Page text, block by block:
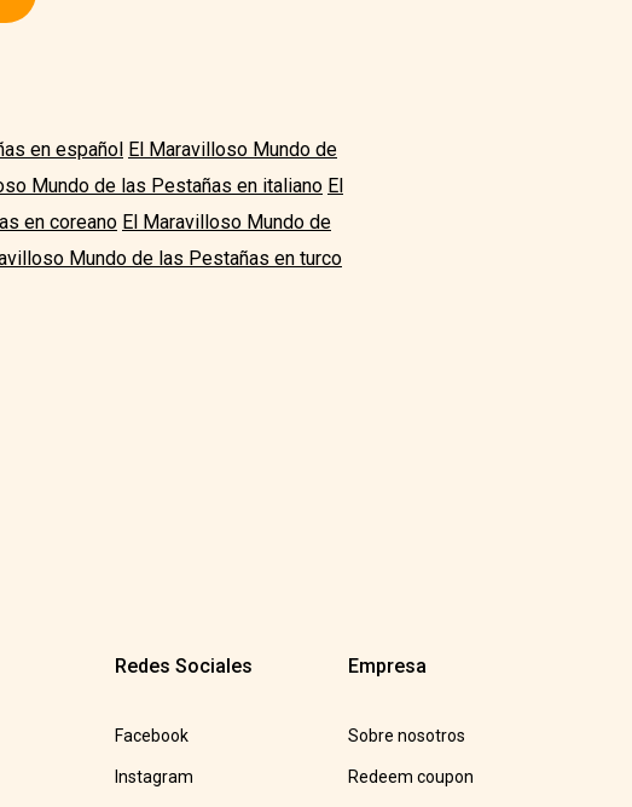
en español El Maravilloso Mundo de
Mundo de las Pestañas en italiano El
en coreano El Maravilloso Mundo de
Mundo de las Pestañas en turco
Redes Sociales
Facebook
Instagram
Empresa
Sobre nosotros
Redeem coupon